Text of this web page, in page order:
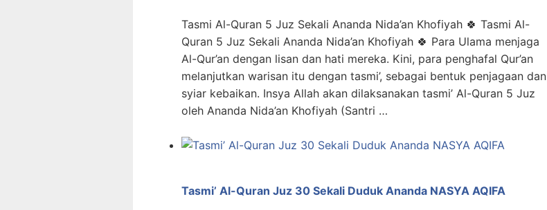
Tasmi Al-Quran 5 Juz Sekali Ananda Nida’an Khofiyah 🍀 Tasmi Al-
Quran 5 Juz Sekali Ananda Nida’an Khofiyah 🍀 Para Ulama menjaga
Al-Qur’an dengan lisan dan hati mereka. Kini, para penghafal Qur’an
melanjutkan warisan itu dengan tasmi’, sebagai bentuk penjagaan dan
syiar kebaikan. Insya Allah akan dilaksanakan tasmi’ Al-Quran 5 Juz
oleh Ananda Nida’an Khofiyah (Santri …
Tasmi’ Al-Quran Juz 30 Sekali Duduk Ananda NASYA AQIFA